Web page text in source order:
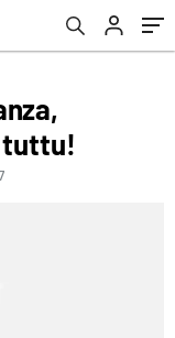
tuttu!